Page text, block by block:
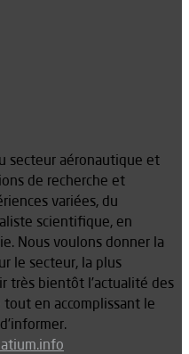
secteur aéronautique et
de recherche et
variées, du
scientifique, en
Nous voulons donner la
le secteur, la plus
très bientôt l’actualité des
tout en accomplissant le